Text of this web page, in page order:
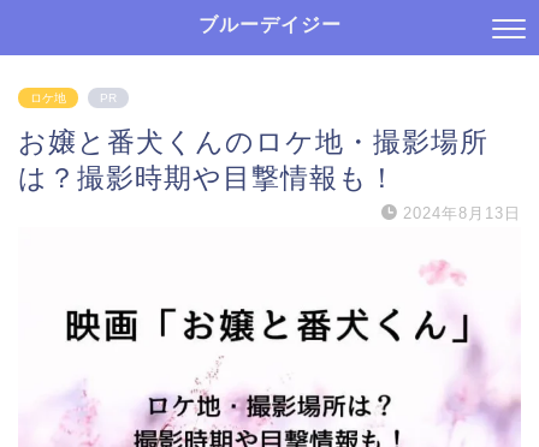
ブルーデイジー
ロケ地 PR
お嬢と番犬くんのロケ地・撮影場所
は？撮影時期や目撃情報も！
2024年8月13日